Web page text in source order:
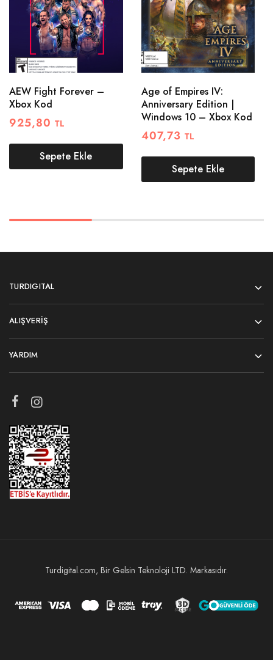
AEW Fight Forever –
Xbox Kod
925,80 TL
Sepete Ekle
Age of Empires IV:
Anniversary Edition |
Windows 10 – Xbox Kod
407,73 TL
Sepete Ekle
TURDIGITAL
ALIŞVERIŞ
YARDIM
Turdigital.com, Bir Gelsin Teknoloji LTD. Markasıdır.